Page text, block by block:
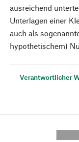
ausreichend
Unterlagen einer
auch als
hypothetischem)
Verantwortlicher